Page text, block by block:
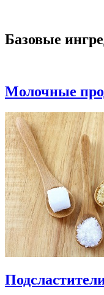
Базовые
Молочные